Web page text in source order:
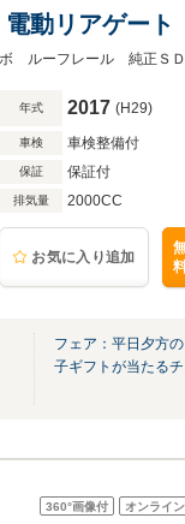
動リアゲート
トキー LED
年式 2017 (H29)
車検 車検整備付
保証 保証付
排気量 2000CC
お気に入り追加
フェア：平日夕方
子ギフトが当たる
360°画像付 オンライ